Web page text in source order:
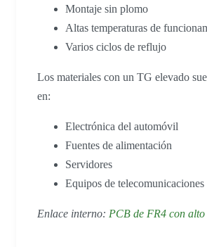
Montaje sin plomo
Altas temperaturas de
Varios ciclos de reflujo
Los materiales con un TG elevado
en:
Electrónica del automóvil
Fuentes de alimentación
Servidores
Equipos de telecomunicaciones
Enlace interno: PCB de FR4 con